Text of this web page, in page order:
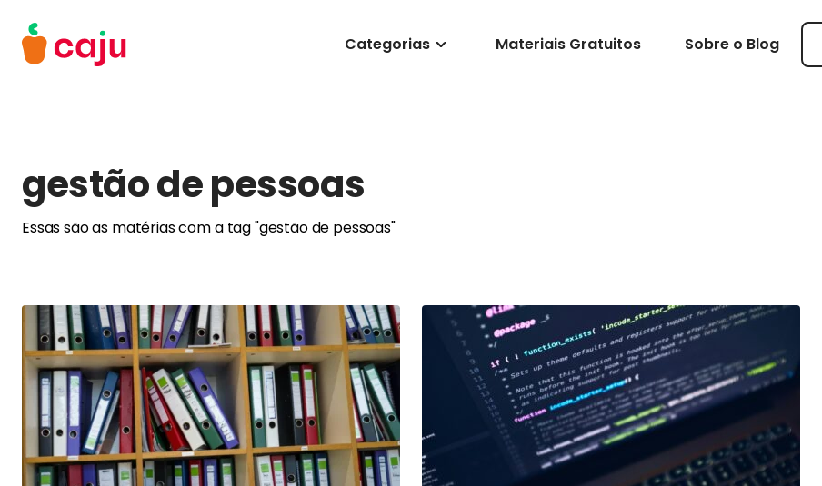
Menu Principal
Categorias Materiais Gratuitos Sobre o Blog
gestão de pessoas
Essas são as matérias com a tag "gestão de pessoas"